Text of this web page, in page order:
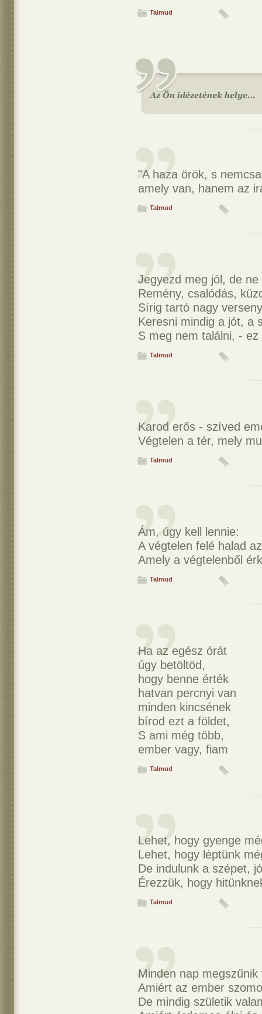
Talmud
"A haza örök, s
amely van, hanem az
Talmud
Jegyezd meg jól, de
Remény, csalódás,
Sírig tartó nagy
Keresni mindig a jót, a
S meg nem találni, - ez
Talmud
Karod erős - szíved
Végtelen a tér, mely
Talmud
Ám, úgy kell lennie:
A végtelen felé halad
Amely a végtelenből
Talmud
Ha az egész órát
úgy betöltöd,
hogy benne érték
hatvan percnyi van
minden kincsének
bírod ezt a földet,
S ami még több,
ember vagy, fiam
Talmud
Lehet, hogy gyenge
Lehet, hogy léptünk
De indulunk a szépet,
Érezzük, hogy
Talmud
Minden nap megszűnik
Amiért az ember
De mindig születik